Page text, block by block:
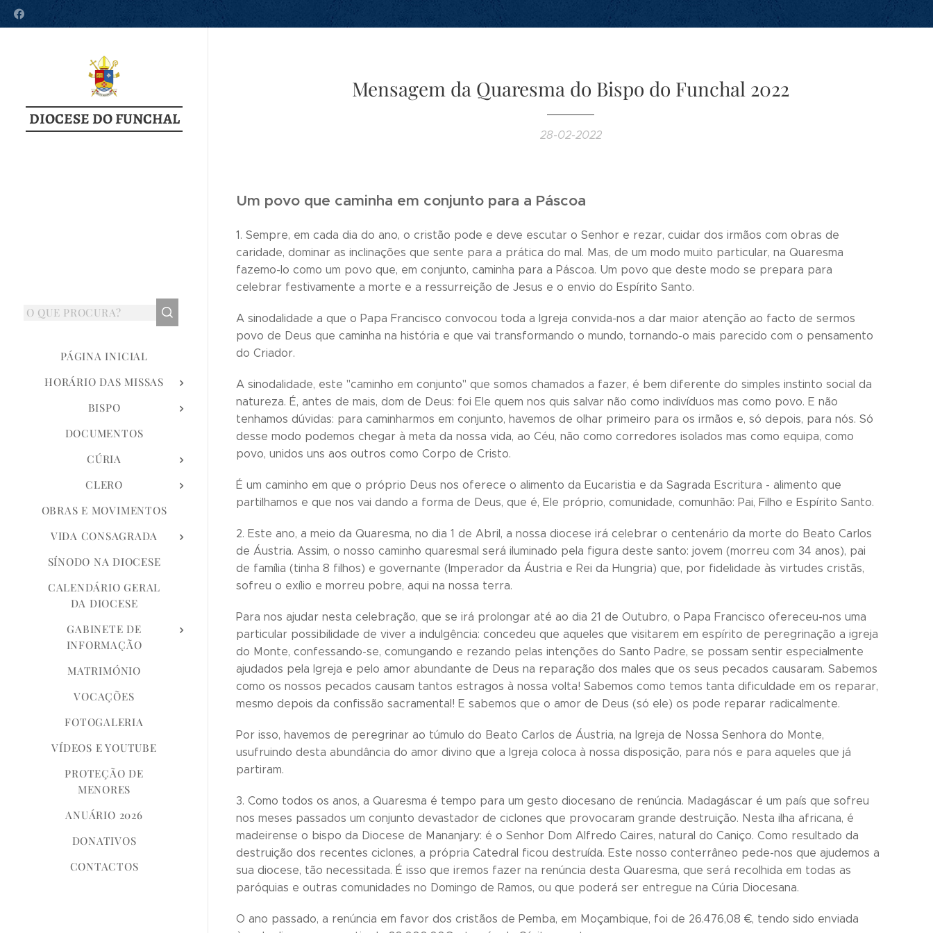
DIOCESE DO FUNCHAL
PÁGINA INICIAL
HORÁRIO DAS MISSAS
BISPO
DOCUMENTOS
CÚRIA
CLERO
OBRAS E MOVIMENTOS
VIDA CONSAGRADA
SÍNODO NA DIOCESE
CALENDÁRIO GERAL
DA DIOCESE
GABINETE DE
INFORMAÇÃO
MATRIMÓNIO
VOCAÇÕES
FOTOGALERIA
VÍDEOS E YOUTUBE
PROTEÇÃO DE
MENORES
ANUÁRIO 2026
DONATIVOS
CONTACTOS
Mensagem da Quaresma do Bispo do Funchal 2022
28-02-2022
Um povo que caminha em conjunto para a Páscoa
1. Sempre, em cada dia do ano, o cristão pode e deve escutar o Senhor e rezar, cuidar dos irmãos com obras de
caridade, dominar as inclinações que sente para a prática do mal. Mas, de um modo muito particular, na Quaresma
fazemo-lo como um povo que, em conjunto, caminha para a Páscoa. Um povo que deste modo se prepara para
celebrar festivamente a morte e a ressurreição de Jesus e o envio do Espírito Santo.
A sinodalidade a que o Papa Francisco convocou toda a Igreja convida-nos a dar maior atenção ao facto de sermos
povo de Deus que caminha na história e que vai transformando o mundo, tornando-o mais parecido com o pensamento
do Criador.
A sinodalidade, este "caminho em conjunto" que somos chamados a fazer, é bem diferente do simples instinto social da
natureza. É, antes de mais, dom de Deus: foi Ele quem nos quis salvar não como indivíduos mas como povo. E não
tenhamos dúvidas: para caminharmos em conjunto, havemos de olhar primeiro para os irmãos e, só depois, para nós. Só
desse modo podemos chegar à meta da nossa vida, ao Céu, não como corredores isolados mas como equipa, como
povo, unidos uns aos outros como Corpo de Cristo.
É um caminho em que o próprio Deus nos oferece o alimento da Eucaristia e da Sagrada Escritura - alimento que
partilhamos e que nos vai dando a forma de Deus, que é, Ele próprio, comunidade, comunhão: Pai, Filho e Espírito Santo.
2. Este ano, a meio da Quaresma, no dia 1 de Abril, a nossa diocese irá celebrar o centenário da morte do Beato Carlos
de Áustria. Assim, o nosso caminho quaresmal será iluminado pela figura deste santo: jovem (morreu com 34 anos), pai
de família (tinha 8 filhos) e governante (Imperador da Áustria e Rei da Hungria) que, por fidelidade às virtudes cristãs,
sofreu o exílio e morreu pobre, aqui na nossa terra.
Para nos ajudar nesta celebração, que se irá prolongar até ao dia 21 de Outubro, o Papa Francisco ofereceu-nos uma
particular possibilidade de viver a indulgência: concedeu que aqueles que visitarem em espírito de peregrinação a igreja
do Monte, confessando-se, comungando e rezando pelas intenções do Santo Padre, se possam sentir especialmente
ajudados pela Igreja e pelo amor abundante de Deus na reparação dos males que os seus pecados causaram. Sabemos
como os nossos pecados causam tantos estragos à nossa volta! Sabemos como temos tanta dificuldade em os reparar,
mesmo depois da confissão sacramental! E sabemos que o amor de Deus (só ele) os pode reparar radicalmente.
Por isso, havemos de peregrinar ao túmulo do Beato Carlos de Áustria, na Igreja de Nossa Senhora do Monte,
usufruindo desta abundância do amor divino que a Igreja coloca à nossa disposição, para nós e para aqueles que já
partiram.
3. Como todos os anos, a Quaresma é tempo para um gesto diocesano de renúncia. Madagáscar é um país que sofreu
nos meses passados um conjunto devastador de ciclones que provocaram grande destruição. Nesta ilha africana, é
madeirense o bispo da Diocese de Mananjary: é o Senhor Dom Alfredo Caires, natural do Caniço. Como resultado da
destruição dos recentes ciclones, a própria Catedral ficou destruída. Este nosso conterrâneo pede-nos que ajudemos a
sua diocese, tão necessitada. É isso que iremos fazer na renúncia desta Quaresma, que será recolhida em todas as
paróquias e outras comunidades no Domingo de Ramos, ou que poderá ser entregue na Cúria Diocesana.
O ano passado, a renúncia em favor dos cristãos de Pemba, em Moçambique, foi de 26.476,08 €, tendo sido enviada